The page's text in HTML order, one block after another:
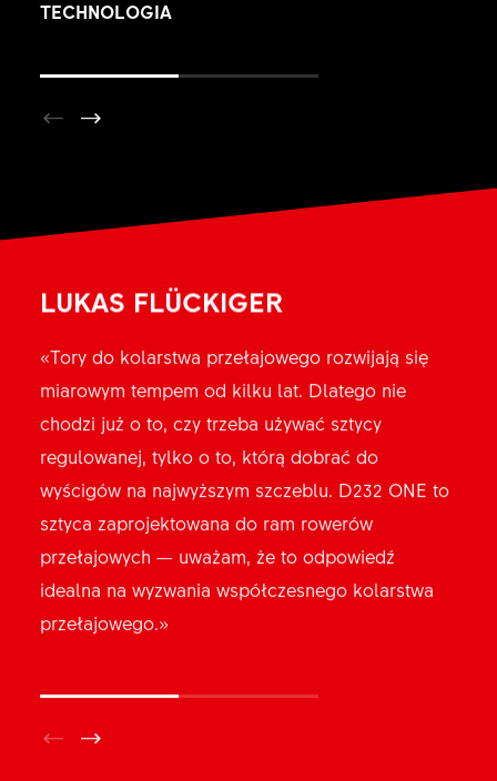
TECHNOLOGIA
LUKAS FLÜCKIGER
«Tory do kolarstwa przełajowego rozwijają się
miarowym tempem od kilku lat. Dlatego nie
chodzi już o to, czy trzeba używać sztycy
regulowanej, tylko o to, którą dobrać do
wyścigów na najwyższym szczeblu. D232 ONE to
sztyca zaprojektowana do ram rowerów
przełajowych — uważam, że to odpowiedź
idealna na wyzwania współczesnego kolarstwa
przełajowego.»
MATHIAS FLÜCKIGER
«Już kilka lat temu próbowałem zrobić coś, aby
dostosować sztycę do wymagań kolarza
przełajowego. W szczególności waga była
największym wyzwaniem. Model D232 ONE ma
wszystkie najważniejsze cechy w standardzie. Dla
mnie jest to najlepsza regulowana sztyca do
jazdy przełajowej.»